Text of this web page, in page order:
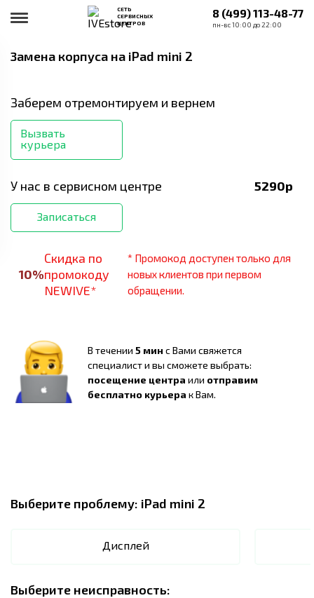
СЕТЬ
СЕРВИСНЫХ
ЦЕНТРОВ
8 (499) 113-48-77
пн-вс 10:00 до 22:00
Замена корпуса на iPad mini 2
Заберем отремонтируем и вернем
Вызвать
курьера
У нас в сервисном центре 5290р
Записаться
10%
Скидка по
промокоду
NEWIVE*
* Промокод доступен только для
новых клиентов при первом
обращении.
В течении 5 мин с Вами свяжется
специалист и вы сможете выбрать:
посещение центра или отправим
бесплатно курьера к Вам.
Выберите проблему: iPad mini 2
Дисплей
Выберите неисправность: